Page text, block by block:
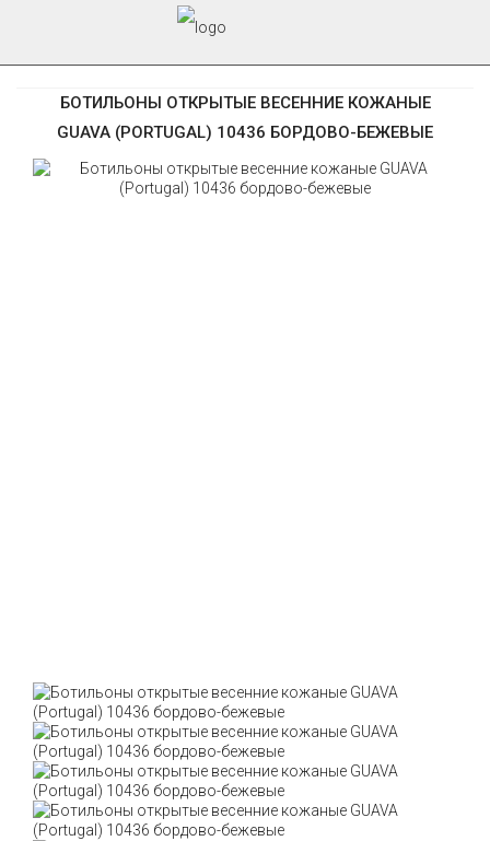
БОТИЛЬОНЫ ОТКРЫТЫЕ ВЕСЕННИЕ КОЖАНЫЕ
GUAVA (PORTUGAL) 10436 БОРДОВО-БЕЖЕВЫЕ